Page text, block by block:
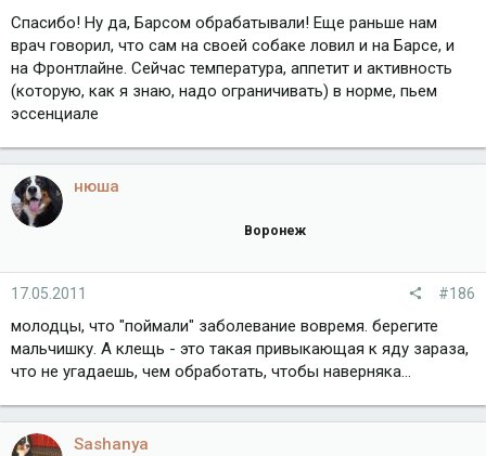
Спасибо! Ну да, Барсом обрабатывали! Еще раньше нам
врач говорил, что сам на своей собаке ловил и на Барсе, и
на Фронтлайне. Сейчас температура, аппетит и активность
(которую, как я знаю, надо ограничивать) в норме, пьем
эссенциале
нюша
Воронеж
17.05.2011 #186
молодцы, что "поймали" заболевание вовремя. берегите
мальчишку. А клещь - это такая привыкающая к яду зараза,
что не угадаешь, чем обработать, чтобы наверняка...
Sashanya